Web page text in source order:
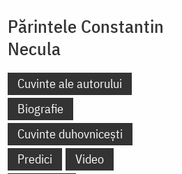
Părintele Constantin
Necula
Cuvinte ale autorului
Biografie
Cuvinte duhovnicești
Predici
Video